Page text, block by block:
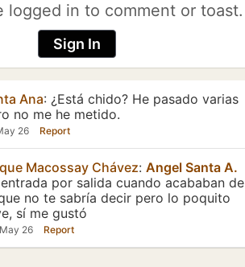
logged in to comment or toast.
Sign In
Ana: ¿Está chido? He pasado varias
no me he metido.
26 Report
Macossay Chávez: Angel Santa A.
por salida cuando acababan de
no te sabría decir pero lo poquito
sí me gustó
26 Report